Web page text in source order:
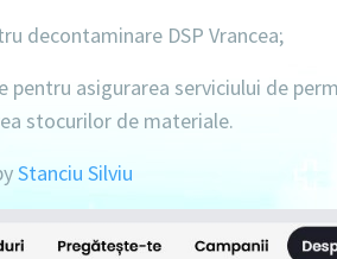
decontaminare DSP Vrancea;
pentru asigurarea serviciului de
stocurilor de materiale.
Stanciu Silviu